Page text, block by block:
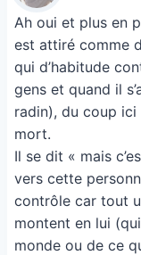
Ah oui et plus en
est attiré comme
qui d’habitude
gens et quand il
radin), du coup
mort.
Il se dit « mais
vers cette
contrôle car tout
montent en lui
monde ou de ce